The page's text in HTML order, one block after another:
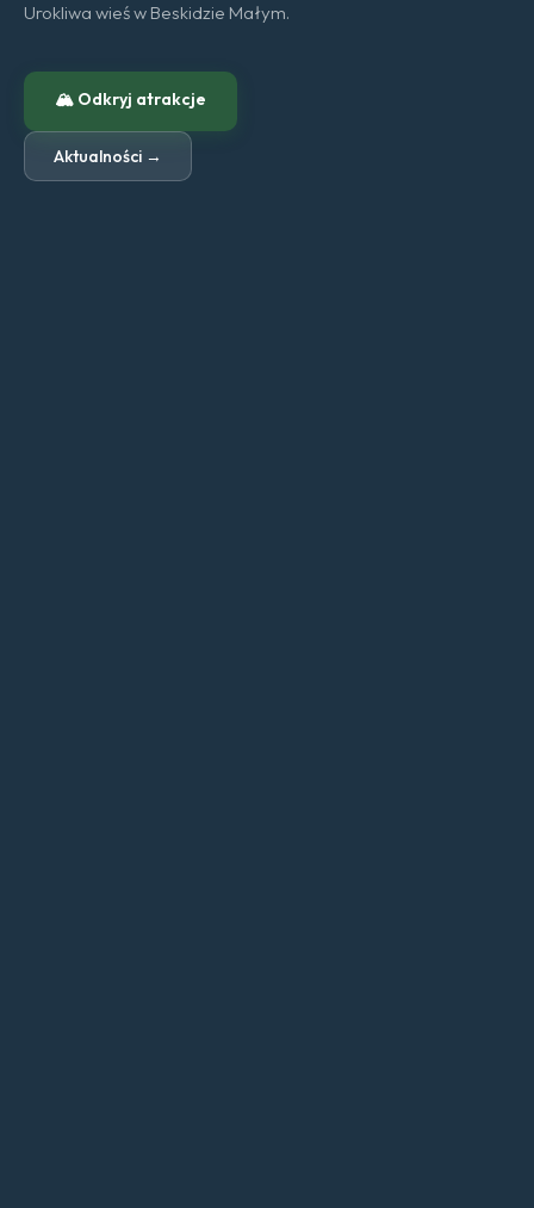
Urokliwa wieś w Beskidzie Małym.
🏔 Odkryj atrakcje
Aktualności →